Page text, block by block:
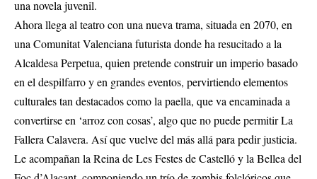
una novela juvenil.
Ahora llega al teatro con una nueva trama, situada en 2070, en
una Comunitat Valenciana futurista donde ha resucitado a la
Alcaldesa Perpetua, quien pretende construir un imperio basado
en el despilfarro y en grandes eventos, pervirtiendo elementos
culturales tan destacados como la paella, que va encaminada a
convertirse en ‘arroz con cosas’, algo que no puede permitir La
Fallera Calavera. Así que vuelve del más allá para pedir justicia.
Le acompañan la Reina de Les Festes de Castelló y la Bellea del